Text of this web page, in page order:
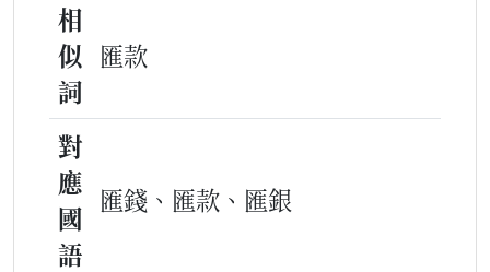
相
似
詞
匯款
對
應
國
語
匯錢、匯款、匯銀